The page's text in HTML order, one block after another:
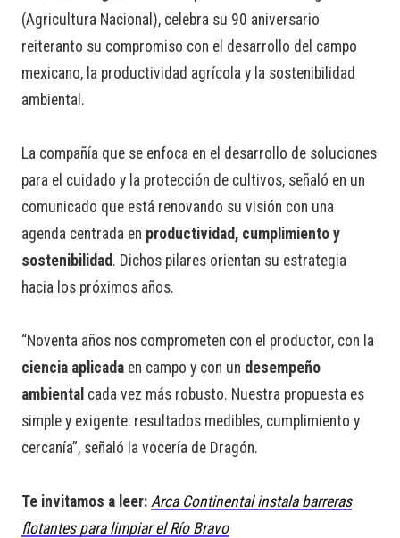
(Agricultura Nacional), celebra su 90 aniversario
reiteranto su compromiso con el desarrollo del campo
mexicano, la productividad agrícola y la sostenibilidad
ambiental.
La compañía que se enfoca en el desarrollo de soluciones
para el cuidado y la protección de cultivos, señaló en un
comunicado que está renovando su visión con una
agenda centrada en productividad, cumplimiento y
sostenibilidad . Dichos pilares orientan su estrategia
hacia los próximos años.
“Noventa años nos comprometen con el productor, con la
ciencia aplicada en campo y con un desempeño
ambiental cada vez más robusto. Nuestra propuesta es
simple y exigente: resultados medibles, cumplimiento y
cercanía”, señaló la vocería de Dragón.
Te invitamos a leer: Arca Continental instala barreras
flotantes para limpiar el Río Bravo